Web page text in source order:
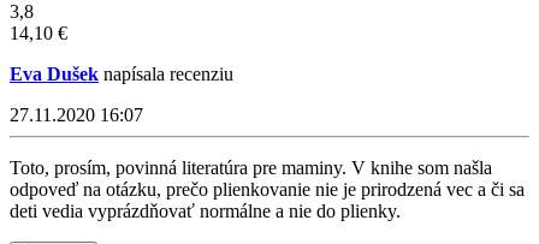
3,8
14,10 €
Eva Dušek napísala recenziu
27.11.2020 16:07
Toto, prosím, povinná literatúra pre maminy. V knihe som našla
odpoveď na otázku, prečo plienkovanie nie je prirodzená vec a či sa
deti vedia vyprázdňovať normálne a nie do plienky.